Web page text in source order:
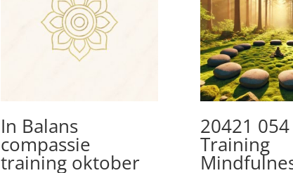
In Balans
compassie
training oktober
20421 054
Training